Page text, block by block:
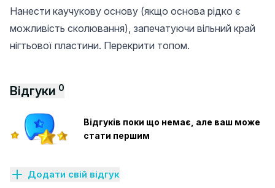
Нанести каучукову основу (якщо основа рідко є
можливість сколювання), запечатуючи вільний край
нігтьової пластини. Перекрити топом.
Відгуки 0
Відгуків поки що немає, але ваш може
стати першим
Додати свій відгук